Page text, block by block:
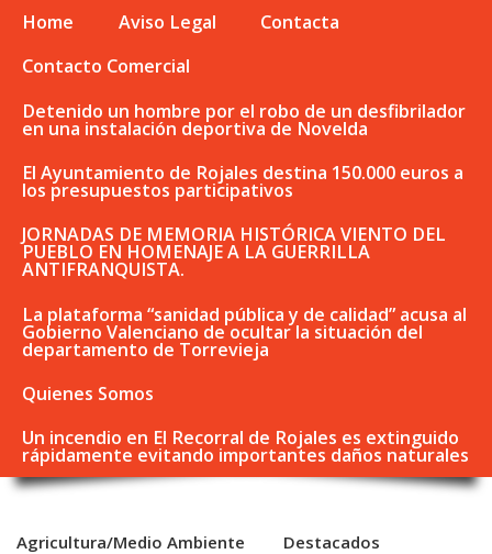
Home Aviso Legal
Contacta
Contacto Comercial
Detenido un hombre por el robo de un desfibrilador
en una instalación deportiva de Novelda
El Ayuntamiento de Rojales destina 150.000 euros a
los presupuestos participativos
JORNADAS DE MEMORIA HISTÓRICA VIENTO DEL
PUEBLO EN HOMENAJE A LA GUERRILLA
ANTIFRANQUISTA.
La plataforma “sanidad pública y de calidad” acusa al
Gobierno Valenciano de ocultar la situación del
departamento de Torrevieja
Quienes Somos
Un incendio en El Recorral de Rojales es extinguido
rápidamente evitando importantes daños naturales
Agricultura/Medio Ambiente Destacados